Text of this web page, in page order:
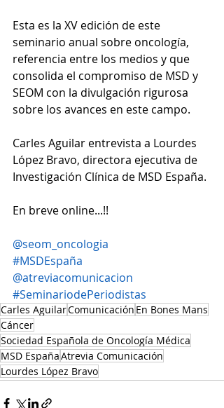
Esta es la XV edición de este
seminario anual sobre oncología,
referencia entre los medios y que
consolida el compromiso de MSD y
SEOM con la divulgación rigurosa
sobre los avances en este campo.
Carles Aguilar entrevista a Lourdes
López Bravo, directora ejecutiva de
Investigación Clínica de MSD España.
En breve online...!!
@seom_oncologia
#MSDEspaña
@atreviacomunicacion
#SeminariodePeriodistas
Carles AguilarComunicación En Bones Mans
Cáncer
Sociedad Española de Oncología Médica
MSD EspañaAtrevia Comunicación
Lourdes López Bravo